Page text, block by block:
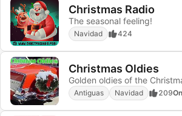
Christmas Radio
The seasonal feeling!
Navidad 424
Christmas Oldies
Golden oldies of the
Antiguas Navidad 209